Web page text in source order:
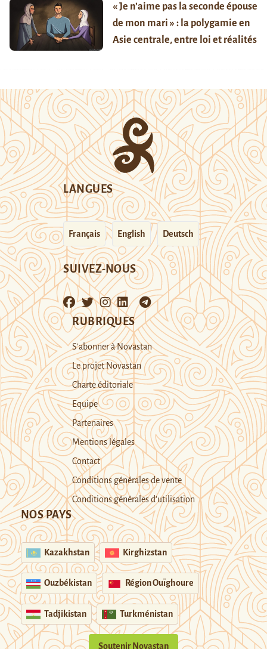
« Je n’aime pas la seconde épouse
de mon mari » : la polygamie en
Asie centrale, entre loi et réalités
LANGUES
Français English Deutsch
SUIVEZ-NOUS
RUBRIQUES
S’abonner à Novastan
Le projet Novastan
Charte éditoriale
Equipe
Partenaires
Mentions légales
Contact
Conditions générales de vente
Conditions générales d’utilisation
NOS PAYS
Kazakhstan Kirghizstan
Ouzbékistan Région Ouïghoure
Tadjikistan Turkménistan
Soutenir Novastan